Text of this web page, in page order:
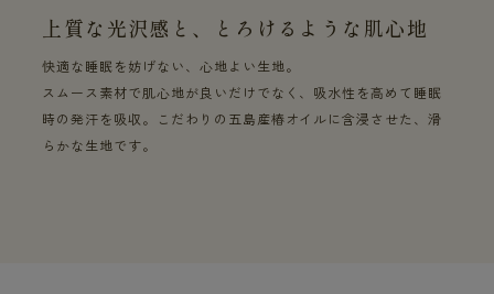
上質な光沢感と、とろけるような肌心地
快適な睡眠を妨げない、心地よい生地。
スムース素材で肌心地が良いだけでなく、吸水性を高めて睡眠
時の発汗を吸収。こだわりの五島産椿オイルに含浸させた、滑
らかな生地です。